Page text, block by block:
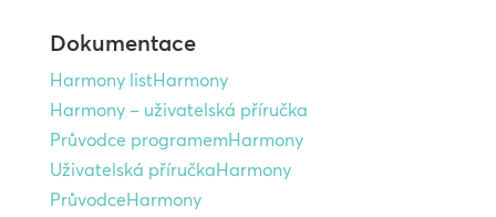
Dokumentace
Harmony listHarmony
Harmony – uživatelská příručka
Průvodce programemHarmony
Uživatelská příručkaHarmony
PrůvodceHarmony